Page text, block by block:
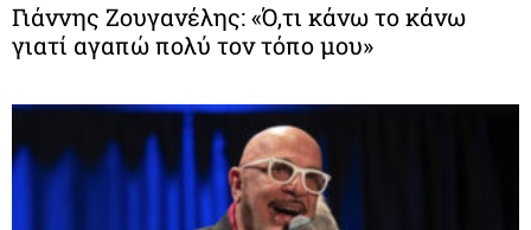
Γιάννης Ζουγανέλης: «Ό,τι κάνω το κάνω
γιατί αγαπώ πολύ τον τόπο μου»